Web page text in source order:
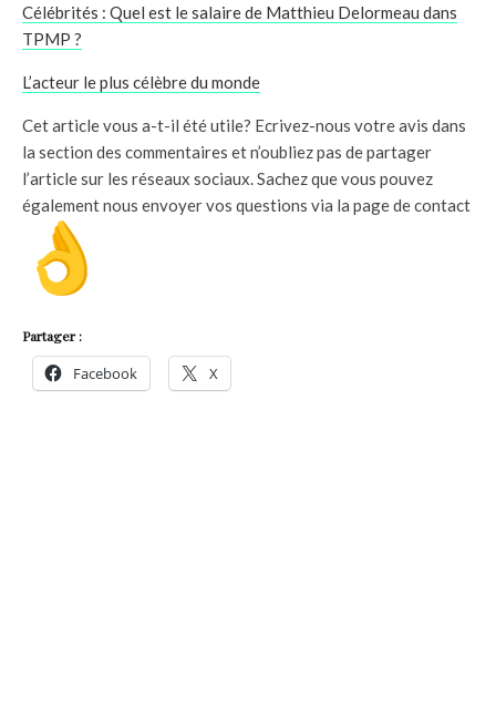
Célébrités : Quel est le salaire de Matthieu Delormeau dans
TPMP ?
L’acteur le plus célèbre du monde
Cet article vous a-t-il été utile? Ecrivez-nous votre avis dans
la section des commentaires et n’oubliez pas de partager
l’article sur les réseaux sociaux. Sachez que vous pouvez
également nous envoyer vos questions via la page de contact
Partager :
Facebook X